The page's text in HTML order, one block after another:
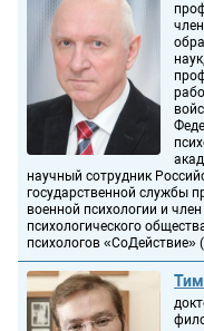
научный сотрудник
государственной службы
военной психологии и
психологического
психологов «СоДействие»